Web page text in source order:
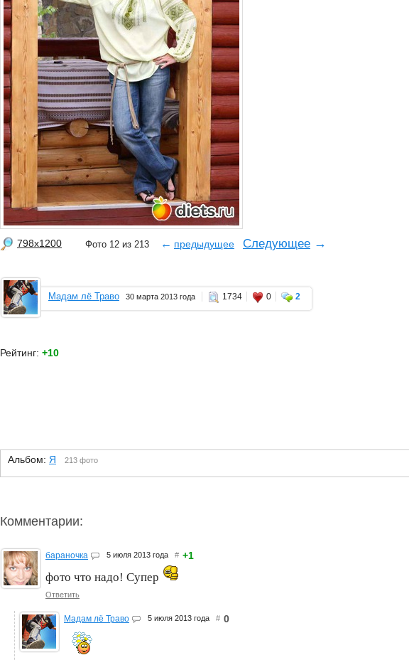
798x1200 Фото 12 из 213 ← предыдущее Следующее →
Мадам лё Траво 30 марта 2013 года 1734 0 2
Рейтинг: +10
Альбом: Я 213 фото
Комментарии:
бараночка 5 июля 2013 года # +1
фото что надо! Супер
Ответить
Мадам лё Траво 5 июля 2013 года # 0